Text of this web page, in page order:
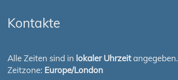
Kontakte
Alle Zeiten sind in lokaler Uhrzeitangegeben.
Zeitzone: Europe/London